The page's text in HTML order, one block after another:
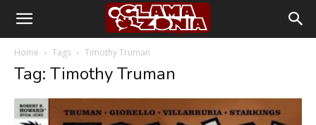
Home Tags Timothy Truman
Tag: Timothy Truman